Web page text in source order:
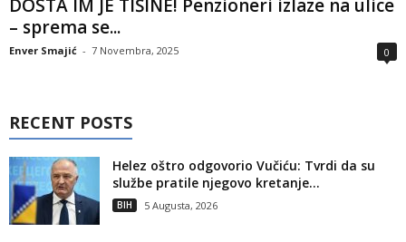
DOSTA IM JE TIŠINE! Penzioneri izlaze na ulice
– sprema se...
Enver Smajić - 7 Novembra, 2025 0
RECENT POSTS
Helez oštro odgovorio Vučiću: Tvrdi da su
službe pratile njegovo kretanje...
BIH 5 Augusta, 2026